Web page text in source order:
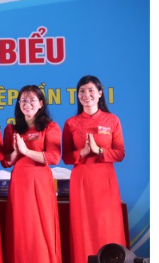
tháng 8: Ca sĩ Duyên
trân trọng thời gian
biến cố của gia đình